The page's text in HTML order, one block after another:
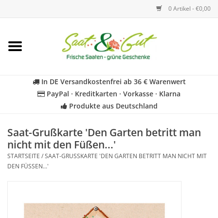
0 Artikel - €0,00
Startseite
Kräuter
BIO
Geschenkideen
In DE Versandkostenfrei ab 36 € Warenwert
PayPal · Kreditkarten · Vorkasse · Klarna
Produkte aus Deutschland
Saat-Grußkarte 'Den Garten betritt man
nicht mit den Füßen...'
STARTSEITE /SAAT-GRUSSKARTE 'DEN GARTEN BETRITT MAN NICHT MIT D
EN FÜSSEN...'